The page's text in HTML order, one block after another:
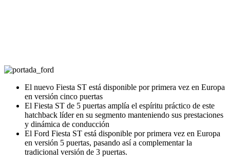
El nuevo Fiesta ST está disponible por primera vez en Europa
en versión cinco puertas
El Fiesta ST de 5 puertas amplía el espíritu práctico de este
hatchback líder en su segmento manteniendo sus prestaciones
y dinámica de conducción
El Ford Fiesta ST está disponible por primera vez en Europa
en versión 5 puertas, pasando así a complementar la
tradicional versión de 3 puertas.